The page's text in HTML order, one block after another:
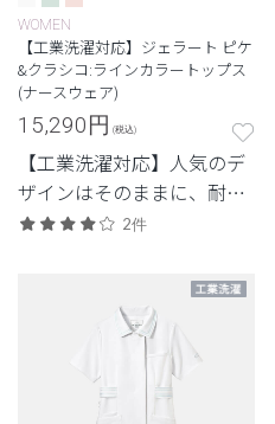
WOMEN
【工業洗濯対応】ジェラート ピケ
&クラシコ:ラインカラートップス
(ナースウェア)
15,290円 (税込)
【工業洗濯対応】人気のデ
ザインはそのままに、耐久
性を兼ね備えたモデル
2件